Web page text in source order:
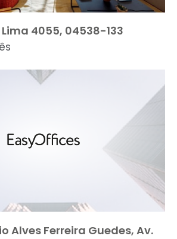
4055, 04538-133
Alves Ferreira Guedes, Av.